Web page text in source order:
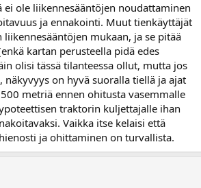
ei ole liikennesääntöjen noudattaminen
ja ennakointi. Muut tienkäyttäjät
mukaan, ja se pitää
kartan perusteella pidä edes
olisi tässä tilanteessa ollut, mutta jos
näkyvyys on hyvä suoralla tiellä ja ajat
metriä ennen ohitusta vasemmalle
traktorin kuljettajalle ihan
Vaikka itse kelaisi että
ja ohittaminen on turvallista.